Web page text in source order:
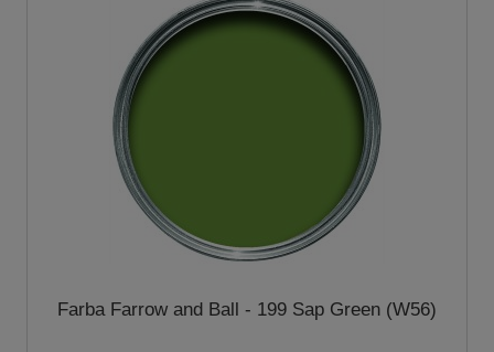
Farba Farrow and Ball - 199 Sap Green (W56)